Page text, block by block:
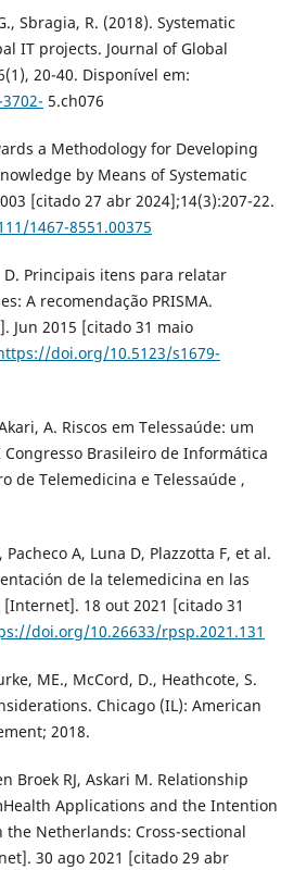
Sbragia, R. (2018). Systematic
IT projects. Journal of Global
20-40. Disponível em:
5.ch076
a Methodology for Developing
by Means of Systematic
[citado 27 abr 2024];14(3):207-22.
1467-8551.00375
D. Principais itens para relatar
A recomendação PRISMA.
Jun 2015 [citado 31 maio
doi.org/10.5123/s1679-
A. Riscos em Telessaúde: um
Brasileiro de Informática
de Telemedicina e Telessaúde ,
A, Luna D, Plazzotta F, et al.
de la telemedicina en las
18 out 2021 [citado 31
doi.org/10.26633/rpsp.2021.131
ME., McCord, D., Heathcote, S.
Chicago (IL): American
2018.
Broek RJ, Askari M. Relationship
Applications and the Intention
Netherlands: Cross-sectional
30 ago 2021 [citado 29 abr